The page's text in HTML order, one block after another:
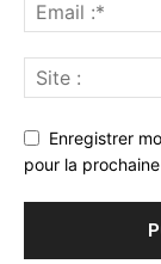
Enregistrer
pour la